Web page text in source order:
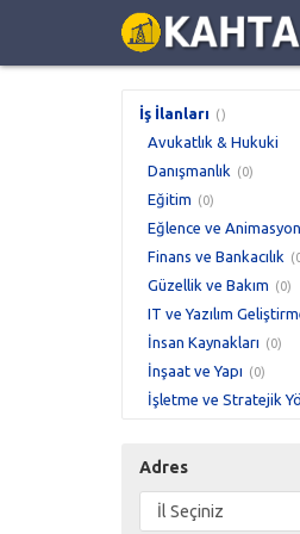
İş İlanları ()
Avukatlık & Hukuki
Danışmanlık (0)
Eğitim (0)
Eğlence ve Animasyon
Finans ve Bankacılık
Güzellik ve Bakım (0)
IT ve Yazılım
İnsan Kaynakları (0)
İnşaat ve Yapı (0)
İşletme ve Stratejik
Lojistik ve Taşıma
Perakendecilik
Adres